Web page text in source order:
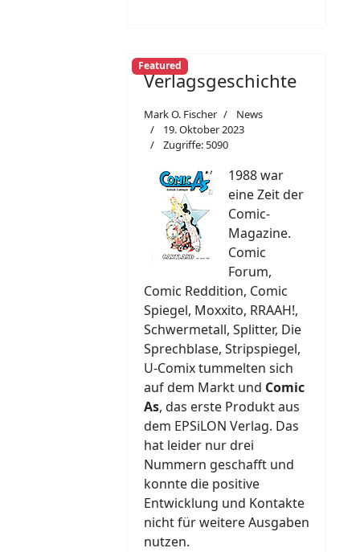
Featured
Verlagsgeschichte
Mark O. Fischer
News
19. Oktober 2023
Zugriffe: 5090
1988 war
eine Zeit der
Comic-
Magazine.
Comic
Forum,
Comic Reddition, Comic
Spiegel, Moxxito, RRAAH!,
Schwermetall, Splitter, Die
Sprechblase, Stripspiegel,
U-Comix tummelten sich
auf dem Markt und Comic
As, das erste Produkt aus
dem EPSiLON Verlag. Das
hat leider nur drei
Nummern geschafft und
konnte die positive
Entwicklung und Kontakte
nicht für weitere Ausgaben
nutzen.